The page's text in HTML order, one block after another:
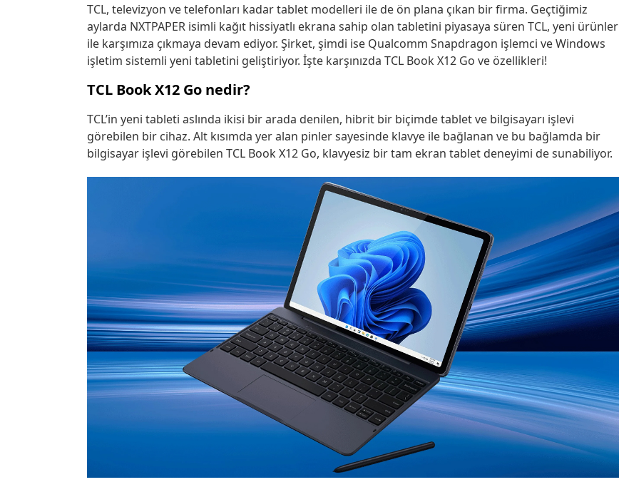
TCL, televizyon ve telefonları kadar tablet modelleri ile de ön plana çıkan bir firma. Geçtiğimiz
aylarda NXTPAPER isimli kağıt hissiyatlı ekrana sahip olan tabletini piyasaya süren TCL, yeni ürünler
ile karşımıza çıkmaya devam ediyor. Şirket, şimdi ise Qualcomm Snapdragon işlemci ve Windows
işletim sistemli yeni tabletini geliştiriyor. İşte karşınızda TCL Book X12 Go ve özellikleri!
TCL Book X12 Go nedir?
TCL’in yeni tableti aslında ikisi bir arada denilen, hibrit bir biçimde tablet ve bilgisayarı işlevi
görebilen bir cihaz. Alt kısımda yer alan pinler sayesinde klavye ile bağlanan ve bu bağlamda bir
bilgisayar işlevi görebilen TCL Book X12 Go, klavyesiz bir tam ekran tablet deneyimi de sunabiliyor.